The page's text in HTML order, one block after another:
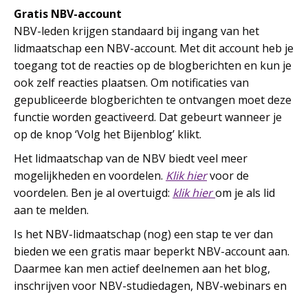
Gratis NBV-account
NBV-leden krijgen standaard bij ingang van het
lidmaatschap een NBV-account. Met dit account heb je
toegang tot de reacties op de blogberichten en kun je
ook zelf reacties plaatsen. Om notificaties van
gepubliceerde blogberichten te ontvangen moet deze
functie worden geactiveerd. Dat gebeurt wanneer je
op de knop ‘Volg het Bijenblog’ klikt.
Het lidmaatschap van de NBV biedt veel meer
mogelijkheden en voordelen. Klik hiervoor de
voordelen. Ben je al overtuigd: klik hierom je als lid
aan te melden.
Is het NBV-lidmaatschap (nog) een stap te ver dan
bieden we een gratis maar beperkt NBV-account aan.
Daarmee kan men actief deelnemen aan het blog,
inschrijven voor NBV-studiedagen, NBV-webinars en